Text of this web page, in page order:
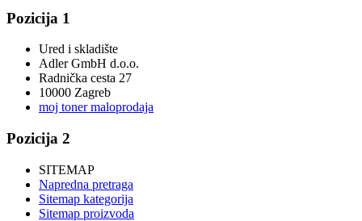
Pozicija 1
Ured i skladište
Adler GmbH d.o.o.
Radnička cesta 27
10000 Zagreb
moj toner maloprodaja
Pozicija 2
SITEMAP
Napredna pretraga
Sitemap kategorija
Sitemap proizvoda